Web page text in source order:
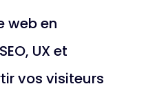
web en
UX et
vos visiteurs